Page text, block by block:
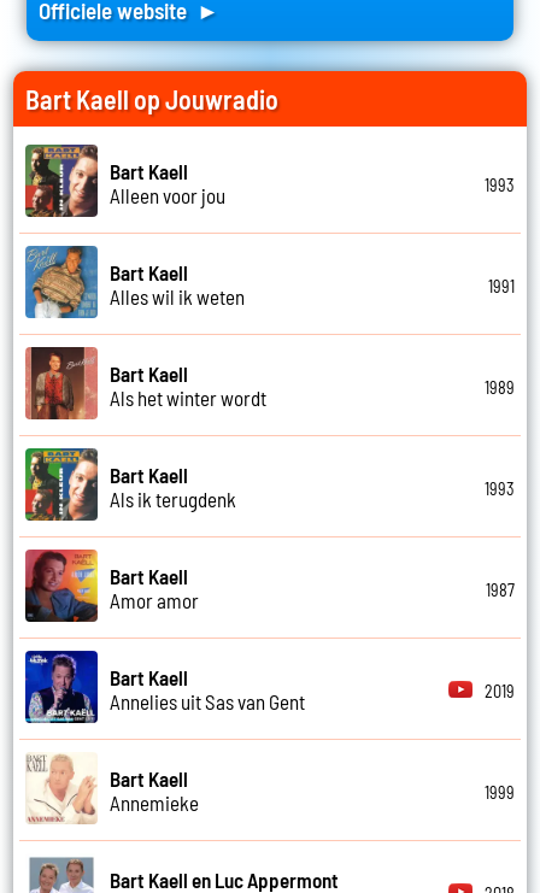
Officiele website ►
Bart Kaell op Jouwradio
Bart Kaell
Alleen voor jou
1993
Bart Kaell
Alles wil ik weten
1991
Bart Kaell
Als het winter wordt
1989
Bart Kaell
Als ik terugdenk
1993
Bart Kaell
Amor amor
1987
Bart Kaell
Annelies uit Sas van Gent
2019
Bart Kaell
Annemieke
1999
Bart Kaell en Luc Appermont